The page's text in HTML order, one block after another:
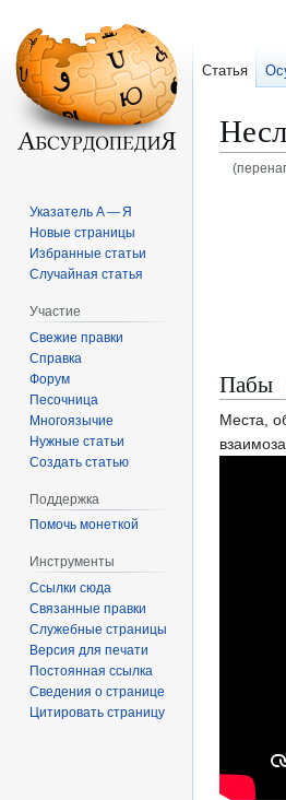
Пабы
Места,
Статья
Указатель А — Я
Новые страницы
Избранные статьи
Случайная статья
Участие
Свежие правки
Справка
Форум
Песочница
Многоязычие
Нужные статьи
Создать статью
Поддержка
Помочь монеткой
Инструменты
Ссылки сюда
Связанные правки
Служебные страницы
Версия для печати
Постоянная ссылка
Сведения о странице
Цитировать страницу